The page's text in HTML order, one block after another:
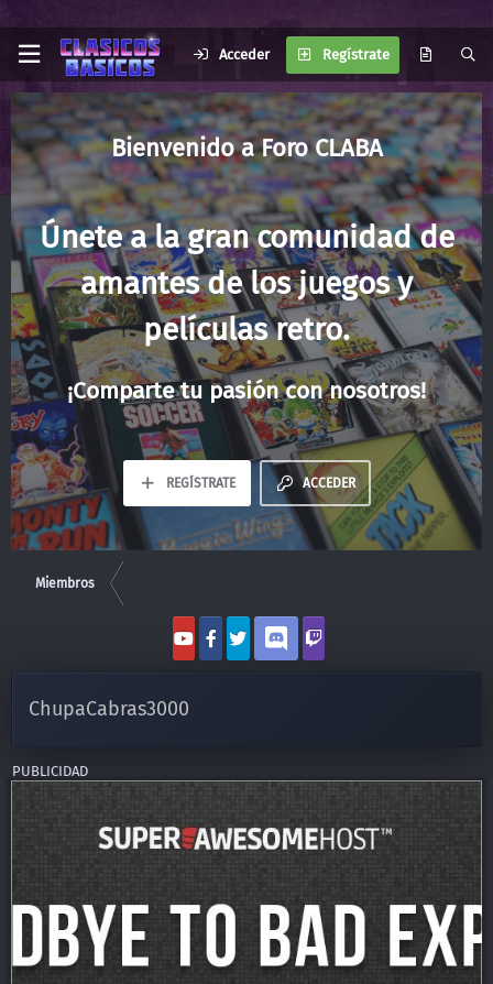
Acceder Regístrate
Foro CLABA
Únete a la gran comunidad de
amantes de los juegos y
películas retro.
¡Comparte tu pasión con nosotros!
ACCEDER
REGÍSTRATE
Miembros
ChupaCabras3000